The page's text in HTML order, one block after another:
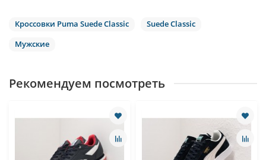
Кроссовки Puma Suede Classic
Suede Classic
Мужские
Рекомендуем посмотреть